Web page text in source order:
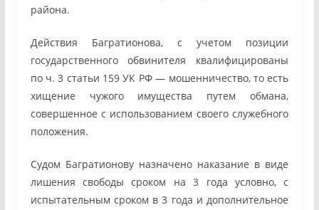
района.
Действия Багратионова, с учетом позиции
государственного обвинителя квалифицированы
по ч. 3 статьи 159 УК РФ — мошенничество, то есть
хищение чужого имущества путем обмана,
совершенное с использованием своего служебного
положения.
Судом Багратионову назначено наказание в виде
лишения свободы сроком на 3 года условно, с
испытательным сроком в 3 года и дополнительное